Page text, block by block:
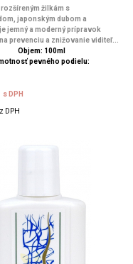
rozšíreným žilkám s
japonským dubom a
jemný a moderný prípravok
prevenciu a znižovanie viditeľ...
Objem: 100ml
pevného podielu:
s DPH
DPH